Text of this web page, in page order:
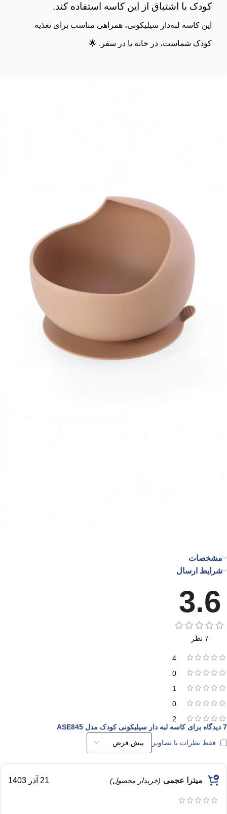
کودک با اشتیاق از این کاسه استفاده کند.
این کاسه لبه‌دار سیلیکونی، همراهی مناسب برای تغذیه
کودک شماست، در خانه یا در سفر. 🌟
مشخصات
شرایط ارسال
3.6
7 نظر
4
0
1
0
2
7 دیدگاه برای
کاسه لبه دار سیلیکونی کودک مدل ASE845
فقط نظرات با تصاویر
میترا عجمی (خریدار محصول) 21 آذر 1403